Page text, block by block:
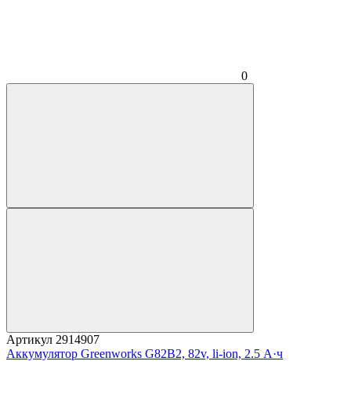
0
Артикул 2914907
Аккумулятор Greenworks G82B2, 82v, li-ion, 2.5 А·ч